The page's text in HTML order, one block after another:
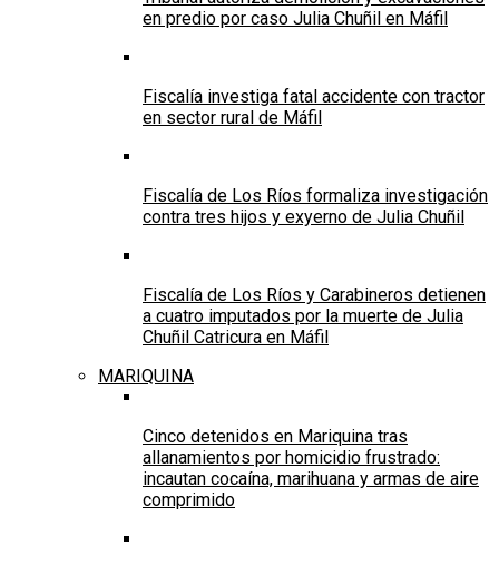
en predio por caso Julia Chuñil en Máfil
Fiscalía investiga fatal accidente con tractor
en sector rural de Máfil
Fiscalía de Los Ríos formaliza investigación
contra tres hijos y exyerno de Julia Chuñil
Fiscalía de Los Ríos y Carabineros detienen
a cuatro imputados por la muerte de Julia
Chuñil Catricura en Máfil
MARIQUINA
Cinco detenidos en Mariquina tras
allanamientos por homicidio frustrado:
incautan cocaína, marihuana y armas de aire
comprimido